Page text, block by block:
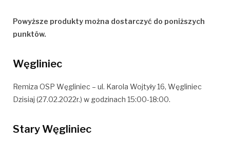
Powyższe produkty można dostarczyć do poniższych
punktów.
Węgliniec
Remiza OSP Węgliniec – ul. Karola Wojtyły 16, Węgliniec
Dzisiaj (27.02.2022r.) w godzinach 15:00-18:00.
Stary Węgliniec